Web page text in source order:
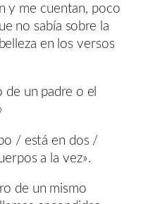
y me cuentan, poco
no sabía sobre la
en los versos
de un padre o el
/ está en dos /
a la vez».
de un mismo